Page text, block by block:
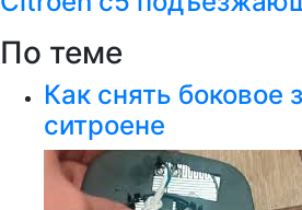
По теме
Как снять боковое
ситроене